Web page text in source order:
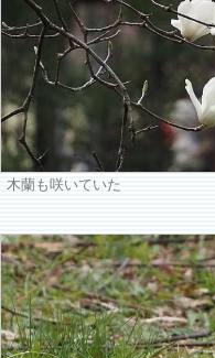
木蘭も咲いていた